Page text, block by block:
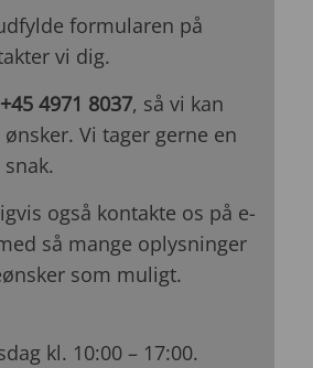
formularen på
vi dig.
+45 4971 8037, så vi kan
Vi tager gerne en
også kontakte os på e-
så mange oplysninger
som muligt.
kl. 10:00 – 17:00.